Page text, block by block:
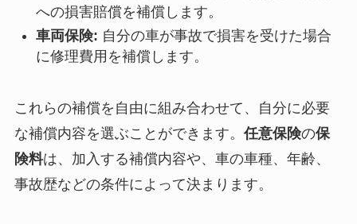
への損害賠償を補償します。
車両保険: 自分の車が事故で損害を受けた場合
に修理費用を補償します。
これらの補償を自由に組み合わせて、自分に必要
な補償内容を選ぶことができます。 任意保険の保
険料は、加入する補償内容や、車の車種、年齢、
事故歴などの条件によって決まります。